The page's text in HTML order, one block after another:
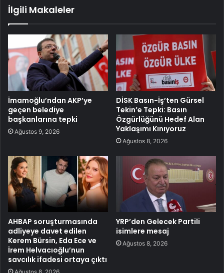
İlgili Makaleler
İmamoğlu’ndan AKP’ye
geçen belediye
başkanlarına tepki
Ağustos 9, 2026
DİSK Basın-İş’ten Gürsel
Tekin’e Tepki: Basın
Özgürlüğünü Hedef Alan
Yaklaşımı Kınıyoruz
Ağustos 8, 2026
AHBAP soruşturmasında
adliyeye davet edilen
Kerem Bürsin, Eda Ece ve
İrem Helvacıoğlu’nun
savcılık ifadesi ortaya çıktı
YRP’den Gelecek Partili
isimlere mesaj
Ağustos 8, 2026